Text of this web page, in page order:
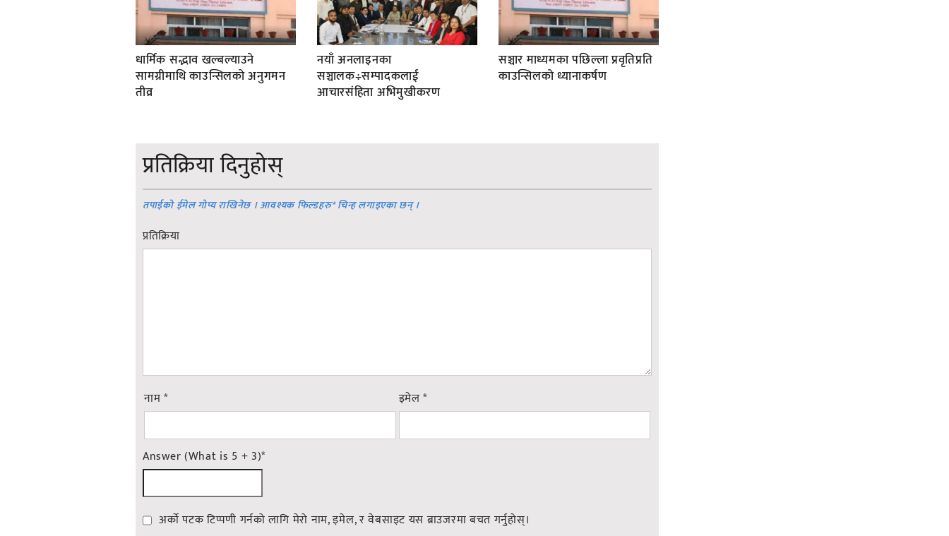
धार्मिक सद्भाव खल्बल्याउने
सामग्रीमाथि काउन्सिलको अनुगमन
तीव्र
नयाँ अनलाइनका
सञ्चालक÷सम्पादकलाई
आचारसंहिता अभिमुखीकरण
सञ्चार माध्यमका पछिल्ला प्रवृतिप्रति
काउन्सिलको ध्यानाकर्षण
प्रतिक्रिया दिनुहोस्
तपाईको ईमेल गोप्य राखिनेछ । आवश्यक फिल्डहरु*चिन्ह लगाइएका छन् ।
प्रतिक्रिया
नाम* इमेल*
Answer (What is 5 + 3)*
अर्को पटक टिप्पणी गर्नको लागि मेरो नाम, इमेल, र वेबसाइट यस ब्राउजरमा बचत गर्नुहोस्।